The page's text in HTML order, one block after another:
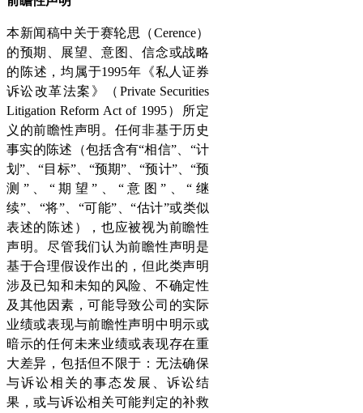
本新闻稿中关于赛轮思（Cerence）
的预期、展望、意图、信念或战略
的陈述，均属于1995年《私人证券
诉讼改革法案》（Private Securities
Litigation Reform Act of 1995）所定
义的前瞻性声明。任何非基于历史
事实的陈述（包括含有“相信”、“计
划”、“目标”、“预期”、“预计”、“预
测”、“期望”、“意图”、“继
续”、“将”、“可能”、“估计”或类似
表述的陈述），也应被视为前瞻性
声明。尽管我们认为前瞻性声明是
基于合理假设作出的，但此类声明
涉及已知和未知的风险、不确定性
及其他因素，可能导致公司的实际
业绩或表现与前瞻性声明中明示或
暗示的任何未来业绩或表现存在重
大差异，包括但不限于：无法确保
与诉讼相关的事态发展、诉讼结
果，或与诉讼相关可能判定的补救